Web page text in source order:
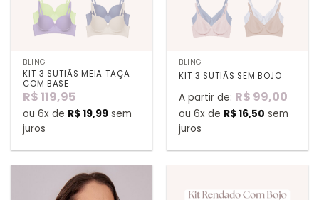
BLING
KIT 3 SUTIÃS MEIA TAÇA
COM BASE
R$119,95
ou 6x de R$19,99 sem
juros
BLING
KIT 3 SUTIÃS SEM BOJO
A partir de: R$ 99,00
ou 6x de R$16,50 sem
juros